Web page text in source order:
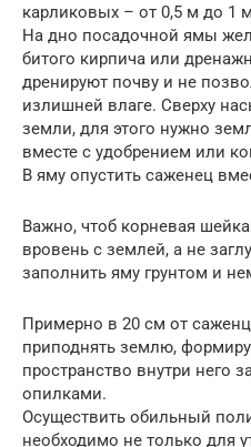
карликовых – от 0,5 м до 1
На дно посадочной ямы
битого кирпича или
дренируют почву и не
излишней влаге. Сверху
земли, для этого нужно
вместе с удобрением или
В яму опустить саженец
Важно, чтоб корневая
вровень с землей, а не
заполнить яму грунтом и
Примерно в 20 см от
приподнять землю,
пространство внутри него
опилками.
Осуществить обильный
необходимо не только для